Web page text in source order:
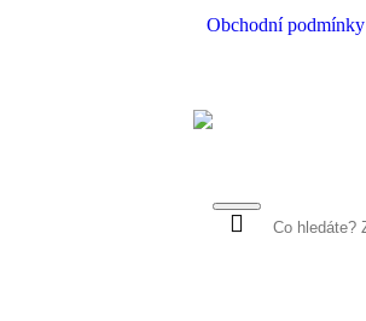
Obchodní podmínky